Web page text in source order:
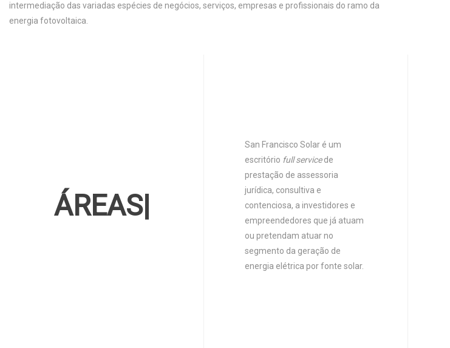
intermediação das variadas espécies de negócios, serviços, empresas e profissionais do ramo da
energia fotovoltaica.
ATU|
San Francisco Solar é um
escritório full servicede
prestação de assessoria
jurídica, consultiva e
contenciosa, a investidores e
empreendedores que já atuam
ou pretendam atuar no
segmento da geração de
energia elétrica por fonte solar.